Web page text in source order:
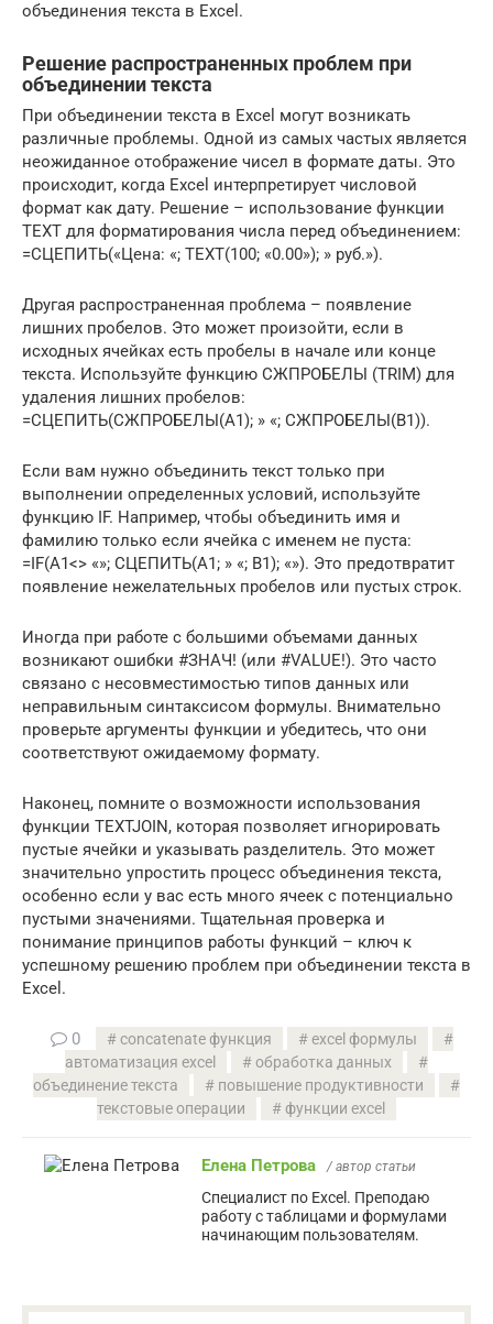
объединения текста в Excel.
Решение распространенных проблем при
объединении текста
При объединении текста в Excel могут возникать
различные проблемы. Одной из самых частых является
неожиданное отображение чисел в формате даты. Это
происходит, когда Excel интерпретирует числовой
формат как дату. Решение – использование функции
TEXT для форматирования числа перед объединением:
=СЦЕПИТЬ(«Цена: «; TEXT(100; «0.00»); » руб.»).
Другая распространенная проблема – появление
лишних пробелов. Это может произойти, если в
исходных ячейках есть пробелы в начале или конце
текста. Используйте функцию СЖПРОБЕЛЫ (TRIM) для
удаления лишних пробелов:
=СЦЕПИТЬ(СЖПРОБЕЛЫ(A1); » «; СЖПРОБЕЛЫ(B1)).
Если вам нужно объединить текст только при
выполнении определенных условий, используйте
функцию IF. Например, чтобы объединить имя и
фамилию только если ячейка с именем не пуста:
=IF(A1<> «»; СЦЕПИТЬ(A1; » «; B1); «»). Это предотвратит
появление нежелательных пробелов или пустых строк.
Иногда при работе с большими объемами данных
возникают ошибки #ЗНАЧ! (или #VALUE!). Это часто
связано с несовместимостью типов данных или
неправильным синтаксисом формулы. Внимательно
проверьте аргументы функции и убедитесь, что они
соответствуют ожидаемому формату.
Наконец, помните о возможности использования
функции TEXTJOIN, которая позволяет игнорировать
пустые ячейки и указывать разделитель. Это может
значительно упростить процесс объединения текста,
особенно если у вас есть много ячеек с потенциально
пустыми значениями. Тщательная проверка и
понимание принципов работы функций – ключ к
успешному решению проблем при объединении текста в
Excel.
0 concatenate функция
excel формулы
автоматизация excel
обработка данных
объединение текста
повышение продуктивности
текстовые операции
функции excel
Елена Петрова / автор статьи
Специалист по Excel. Преподаю
работу с таблицами и формулами
начинающим пользователям.